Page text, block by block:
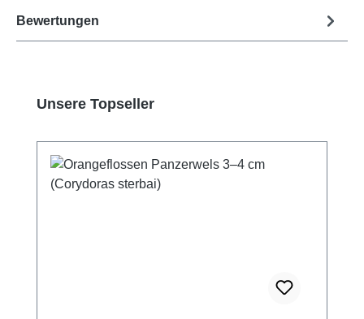
Bewertungen
Produktgalerie überspringen
Unsere Topseller